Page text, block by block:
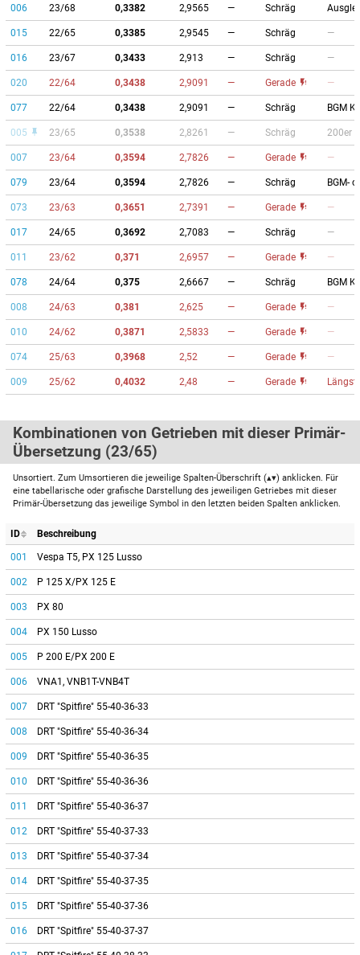
006 23/68 0,3382 2,9565 — Schräg
015 22/65 0,3385 2,9545 — Schräg —
016 23/67 0,3433 2,913 — Schräg —
020 22/64 0,3438 2,9091 — Gerade —
077 22/64 0,3438 2,9091 — Schräg BGM
005 23/65 0,3538 2,8261 — Schräg 200er
007 23/64 0,3594 2,7826 — Gerade —
079 23/64 0,3594 2,7826 — Schräg BGM-
073 23/63 0,3651 2,7391 — Gerade —
017 24/65 0,3692 2,7083 — Schräg —
011 23/62 0,371 2,6957 — Gerade —
078 24/64 0,375 2,6667 — Schräg BGM
008 24/63 0,381 2,625 — Gerade —
010 24/62 0,3871 2,5833 — Gerade —
074 25/63 0,3968 2,52 — Gerade —
009 25/62 0,4032 2,48 — Gerade
Kombinationen von Getrieben mit dieser Primär-
Übersetzung (23/65)
Unsortiert. Zum Umsortieren die jeweilige Spalten-Überschrift (▴▾) anklicken. Für
eine tabellarische oder grafische Darstellung des jeweiligen Getriebes mit dieser
Primär-Übersetzung das jeweilige Symbol in den letzten beiden Spalten anklicken.
ID Beschreibung
001 Vespa T5, PX 125 Lusso
002 P 125 X/PX 125 E
003 PX 80
004 PX 150 Lusso
005 P 200 E/PX 200 E
006 VNA1, VNB1T-VNB4T
007 DRT "Spitfire" 55-40-36-33
008 DRT "Spitfire" 55-40-36-34
009 DRT "Spitfire" 55-40-36-35
010 DRT "Spitfire" 55-40-36-36
011 DRT "Spitfire" 55-40-36-37
012 DRT "Spitfire" 55-40-37-33
013 DRT "Spitfire" 55-40-37-34
014 DRT "Spitfire" 55-40-37-35
015 DRT "Spitfire" 55-40-37-36
016 DRT "Spitfire" 55-40-37-37